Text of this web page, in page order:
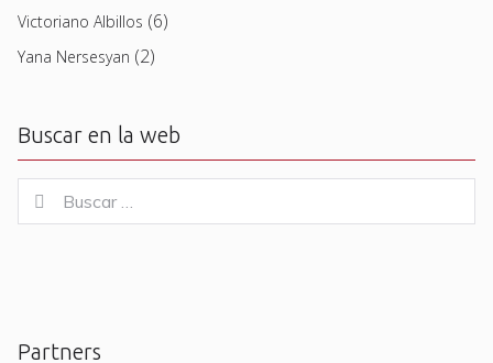
Victoriano Albillos (6)
Yana Nersesyan (2)
Buscar en la web
for:
Buscar
Partners